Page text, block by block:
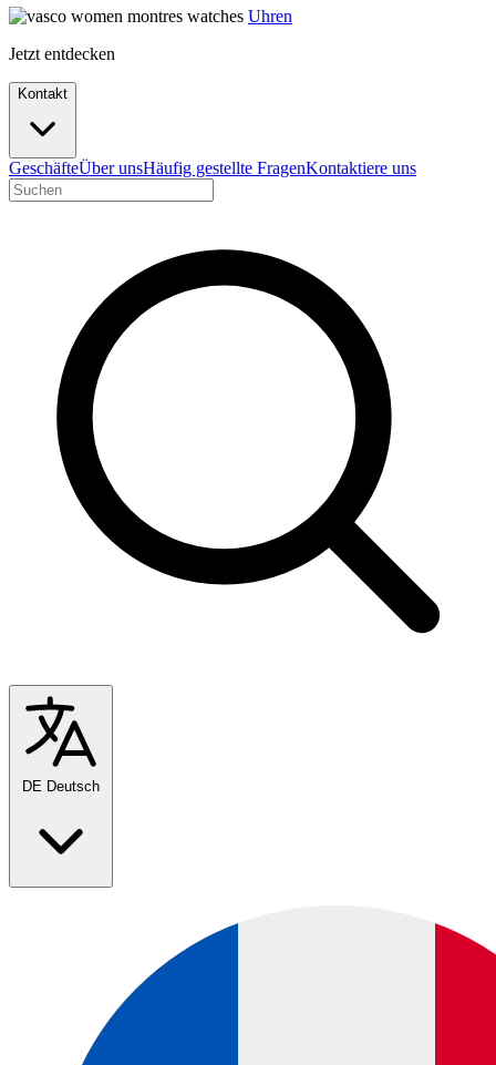
Uhren
Jetzt entdecken
Kontakt
GeschäfteÜber unsHäufig gestellte FragenKontaktiere uns
DE Deutsch